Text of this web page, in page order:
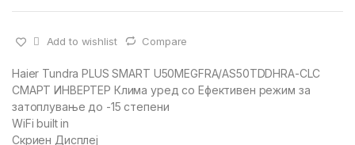
Add to wishlist Compare
Haier Tundra PLUS SMART U50MEGFRA/AS50TDDHRA-CLC
СМАРТ ИНВЕРТЕР Клима уред со Ефективен режим за
затоплување до -15 степени
WiFi built in
Скриен Дисплеј